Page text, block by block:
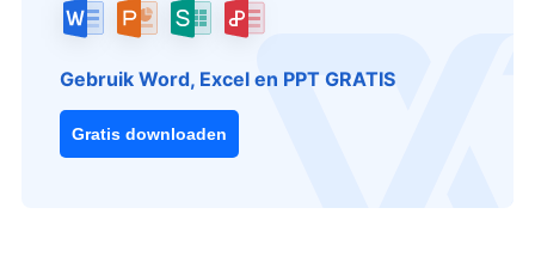
Gebruik Word, Excel en PPT GRATIS
Gratis downloaden